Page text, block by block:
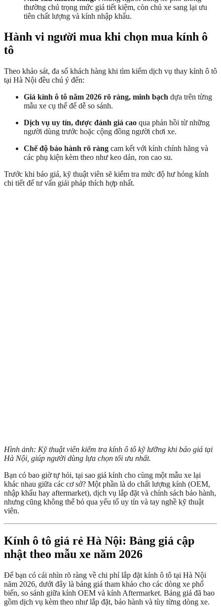
thường chú trọng mức giá tiết kiệm, còn chủ xe sang lại ưu
tiên chất lượng và kính nhập khẩu.
Hành vi người mua khi chọn mua kính ô
tô
Theo khảo sát, đa số khách hàng khi tìm kiếm dịch vụ thay kính ô tô
tại Hà Nội đều chú ý đến:
Giá kính ô tô năm 2026 rõ ràng, minh bạch dựa trên từng
mẫu xe cụ thể để dễ so sánh.
Dịch vụ uy tín, được đánh giá cao qua phản hồi từ những
người dùng trước hoặc cộng đồng người chơi xe.
Chế độ bảo hành rõ ràng cam kết với kính chính hãng và
các phụ kiện kèm theo như keo dán, ron cao su.
Trước khi báo giá, kỹ thuật viên sẽ kiểm tra mức độ hư hỏng kính
chi tiết để tư vấn giải pháp thích hợp nhất.
Hình ảnh: Kỹ thuật viên kiểm tra kính ô tô kỹ lưỡng khi báo giá tại
Hà Nội, giúp người dùng lựa chọn tối ưu nhất.
Bạn có bao giờ tự hỏi, tại sao giá kính cho cùng một mẫu xe lại
khác nhau giữa các cơ sở? Một phần là do chất lượng kính (OEM,
nhập khẩu hay aftermarket), dịch vụ lắp đặt và chính sách bảo hành,
nhưng cũng không thể bỏ qua yếu tố uy tín và tay nghề kỹ thuật
viên.
Kính ô tô giá rẻ Hà Nội: Bảng giá cập
nhật theo mẫu xe năm 2026
Để bạn có cái nhìn rõ ràng về chi phí lắp đặt kính ô tô tại Hà Nội
năm 2026, dưới đây là bảng giá tham khảo cho các dòng xe phổ
biến, so sánh giữa kính OEM và kính Aftermarket. Bảng giá đã bao
gồm dịch vụ kèm theo như lắp đặt, bảo hành và tùy từng dòng xe.